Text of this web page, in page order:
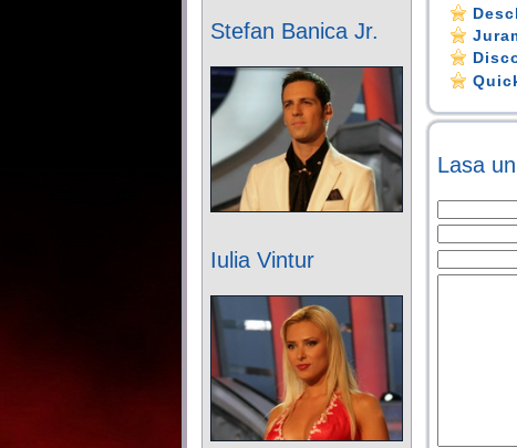
Stefan Banica Jr.
Iulia Vintur
Lasa